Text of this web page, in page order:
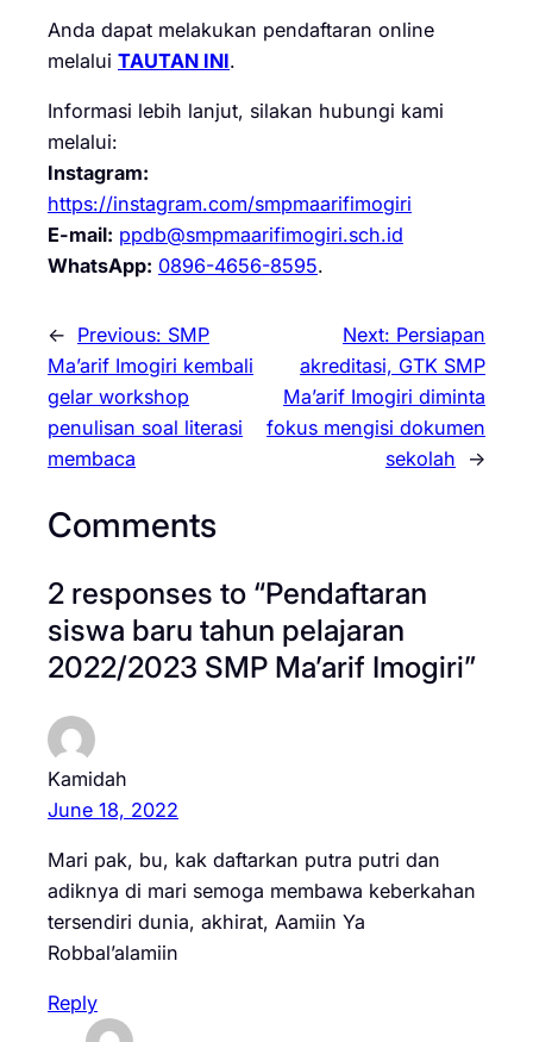
Anda dapat melakukan pendaftaran online
melalui TAUTAN INI.
Informasi lebih lanjut, silakan hubungi kami
melalui:
Instagram:
https://instagram.com/smpmaarifimogiri
E-mail: ppdb@smpmaarifimogiri.sch.id
WhatsApp: 0896-4656-8595.
← Previous: SMP
Ma’arif Imogiri kembali
gelar workshop
penulisan soal literasi
membaca
Next: Persiapan
akreditasi, GTK SMP
Ma’arif Imogiri diminta
fokus mengisi dokumen
sekolah
→
Comments
2 responses to “Pendaftaran
siswa baru tahun pelajaran
2022/2023 SMP Ma’arif Imogiri”
Kamidah
June 18, 2022
Mari pak, bu, kak daftarkan putra putri dan
adiknya di mari semoga membawa keberkahan
tersendiri dunia, akhirat, Aamiin Ya
Robbal’alamiin
Reply